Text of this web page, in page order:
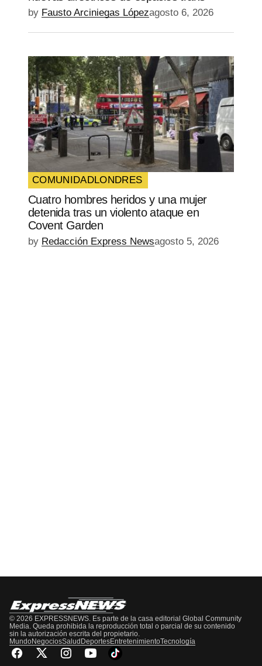
by Fausto Arciniegas Lópezagosto 6, 2026
COMUNIDADLONDRES
Cuatro hombres heridos y una mujer
detenida tras un violento ataque en
Covent Garden
by Redacción Express Newsagosto 5, 2026
© 2026 EXPRESSNEWS. Es parte de la casa editorial Global Community
Media. Queda prohibida la reproducción total o parcial de su contenido
sin la autorización escrita del propietario.
MundoNegociosSalud DeportesEntretenimientoTecnología